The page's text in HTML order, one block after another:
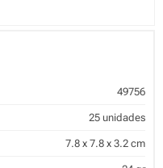
49756
25 unidades
7.8 x 7.8 x 3.2 cm